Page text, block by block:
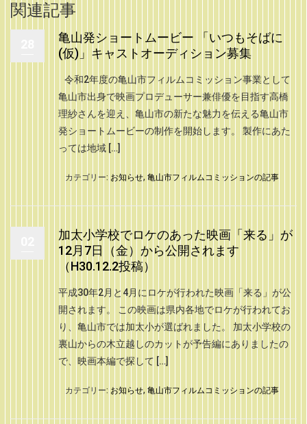
関連記事
亀山発ショートムービー 「いつもそばに
(仮)」キャストオーディション募集
令和2年度の亀山市フィルムコミッション事業として
亀山市出身で映画プロデューサー兼俳優を目指す高橋
理紗さんを迎え、亀山市の新たな魅力を伝える亀山市
発ショートムービーの制作を開始します。 製作にあた
っては地域 […]
カテゴリー: お知らせ, 亀山市フィルムコミッションの記事
加太小学校でロケのあった映画「来る」が
12月7日（金）から公開されます
（H30.12.2投稿）
平成30年2月と4月にロケが行われた映画「来る」が公
開されます。 この映画は県内各地でロケが行われてお
り、亀山市では加太小が選ばれました。 加太小学校の
裏山からの木立越しのカットが予告編にありましたの
で、映画本編で探して […]
カテゴリー: お知らせ, 亀山市フィルムコミッションの記事